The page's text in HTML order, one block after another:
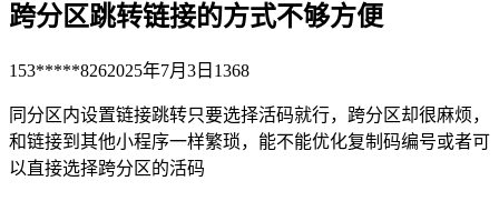
跨分区跳转链接的方式不够方便
153*****8262025年7月3日 1368
同分区内设置链接跳转只要选择活码就行，跨分区却很麻烦，
和链接到其他小程序一样繁琐，能不能优化复制码编号或者可
以直接选择跨分区的活码